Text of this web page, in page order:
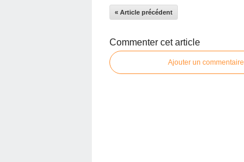
« Article précédent
Commenter cet article
Ajouter un commentaire